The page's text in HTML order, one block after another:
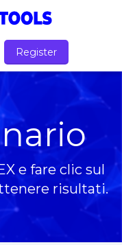
Register
e fare clic sul
risultati.